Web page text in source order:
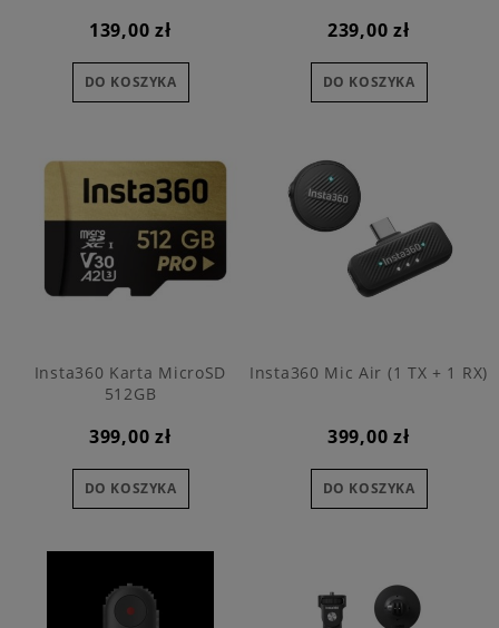
139,00 zł
DO KOSZYKA
239,00 zł
DO KOSZYKA
Insta360 Karta MicroSD
512GB
399,00 zł
DO KOSZYKA
Insta360 Mic Air (1 TX + 1 RX)
399,00 zł
DO KOSZYKA